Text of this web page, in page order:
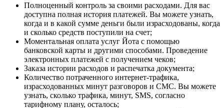
Полноценный контроль за своими расходами. Для вас
доступна полная история платежей. Вы можете узнать,
когда и в какой сумме деньги были израсходованы, когда
и сколько средств поступили на счет;
Моментальная оплата услуг Йота с помощью
банковской карты и другими способами. Проведение
электронных платежей с получением чеков;
Заказа истории расходов и распечатка документа;
Количество потраченного интернет-трафика,
израсходованных минут разговоров и СМС. Вы можете
узнать, сколько трафика, минут, SMS, согласно
тарифному плану, осталось;